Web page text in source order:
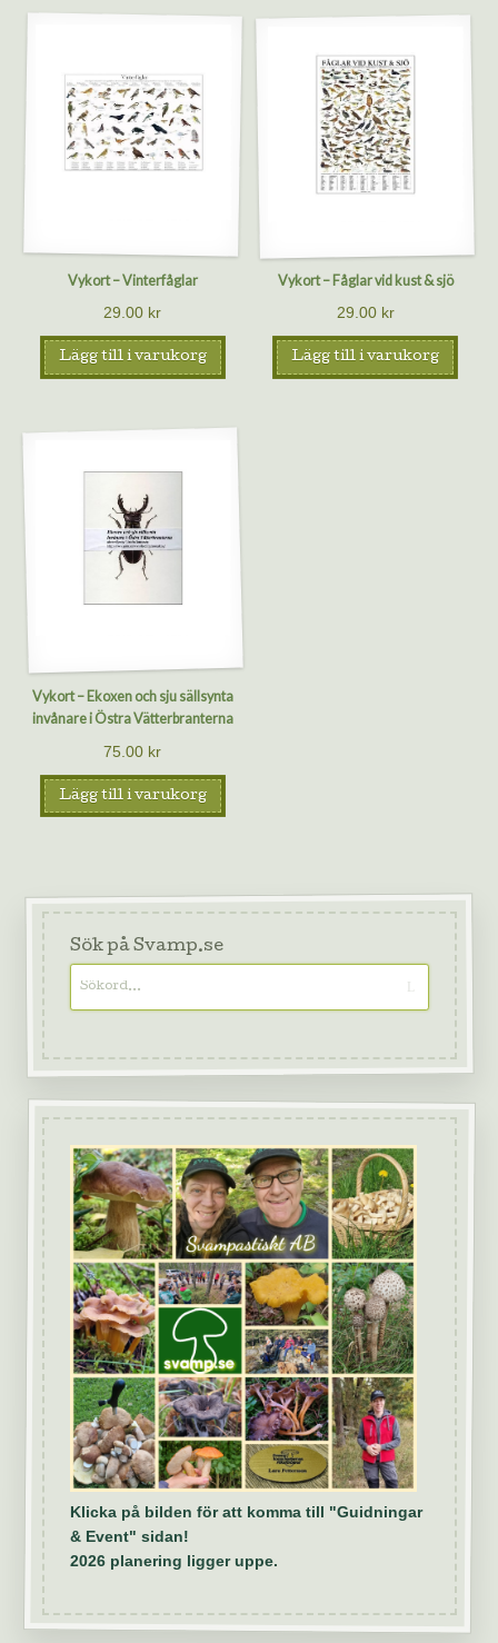
Vykort – Vinterfåglar
29.00 kr
Lägg till i varukorg
Vykort – Fåglar vid kust & sjö
29.00 kr
Lägg till i varukorg
Vykort – Ekoxen och sju sällsynta
invånare i Östra Vätterbranterna
75.00 kr
Lägg till i varukorg
Sök på Svamp.se
Klicka på bilden för att komma till "Guidningar
& Event" sidan!
2026 planering ligger uppe.